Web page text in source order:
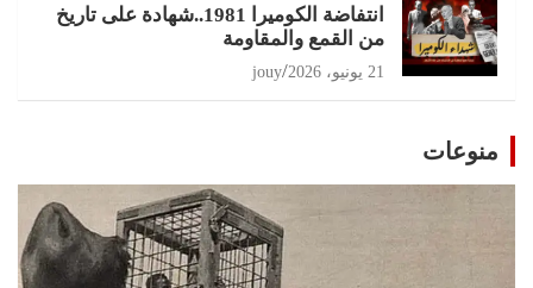
انتفاضة الكوميرا 1981..شهادة على تاريخ
من القمع والمقاومة
21 يونيو، 2026 jouy
منوعات